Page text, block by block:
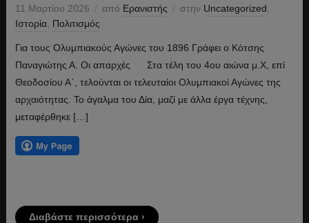
11 Μαρτίου 2026 από Ερανιστής στην Uncategorized
Ιστορία, Πολιτισμός
Για τους Ολυμπιακούς Αγώνες του 1896 Γράφει ο Κότσης
Παναγιώτης Α. Oι απαρχές Στα τέλη του 4ου αιώνα μ.Χ, επί
Θεοδοσίου Α΄, τελούνται οι τελευταίοι Ολυμπιακοί Αγώνες της
αρχαιότητας. Το άγαλμα του Δία, μαζί με άλλα έργα τέχνης,
μεταφέρθηκε […]
Διαβάστε περισσότερα ›